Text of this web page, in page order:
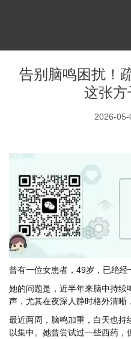
告别脑鸣困扰！
这张方
2026-
曾有一位女患者，49岁，已绝经
她的问题是，近半年来脑中持续
声，尤其在夜深人静时格外清晰
最近两周，脑鸣加重，白天也
以集中。她曾尝试过一些西药